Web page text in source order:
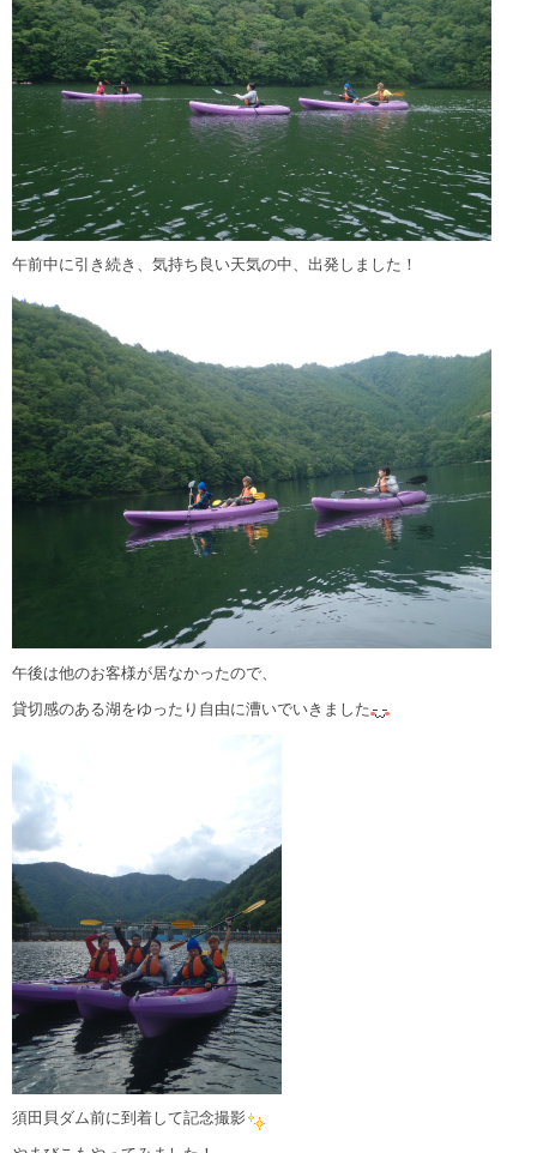
午前中に引き続き、気持ち良い天気の中、出発しました！
午後は他のお客様が居なかったので、
貸切感のある湖をゆったり自由に漕いでいきました
須田貝ダム前に到着して記念撮影